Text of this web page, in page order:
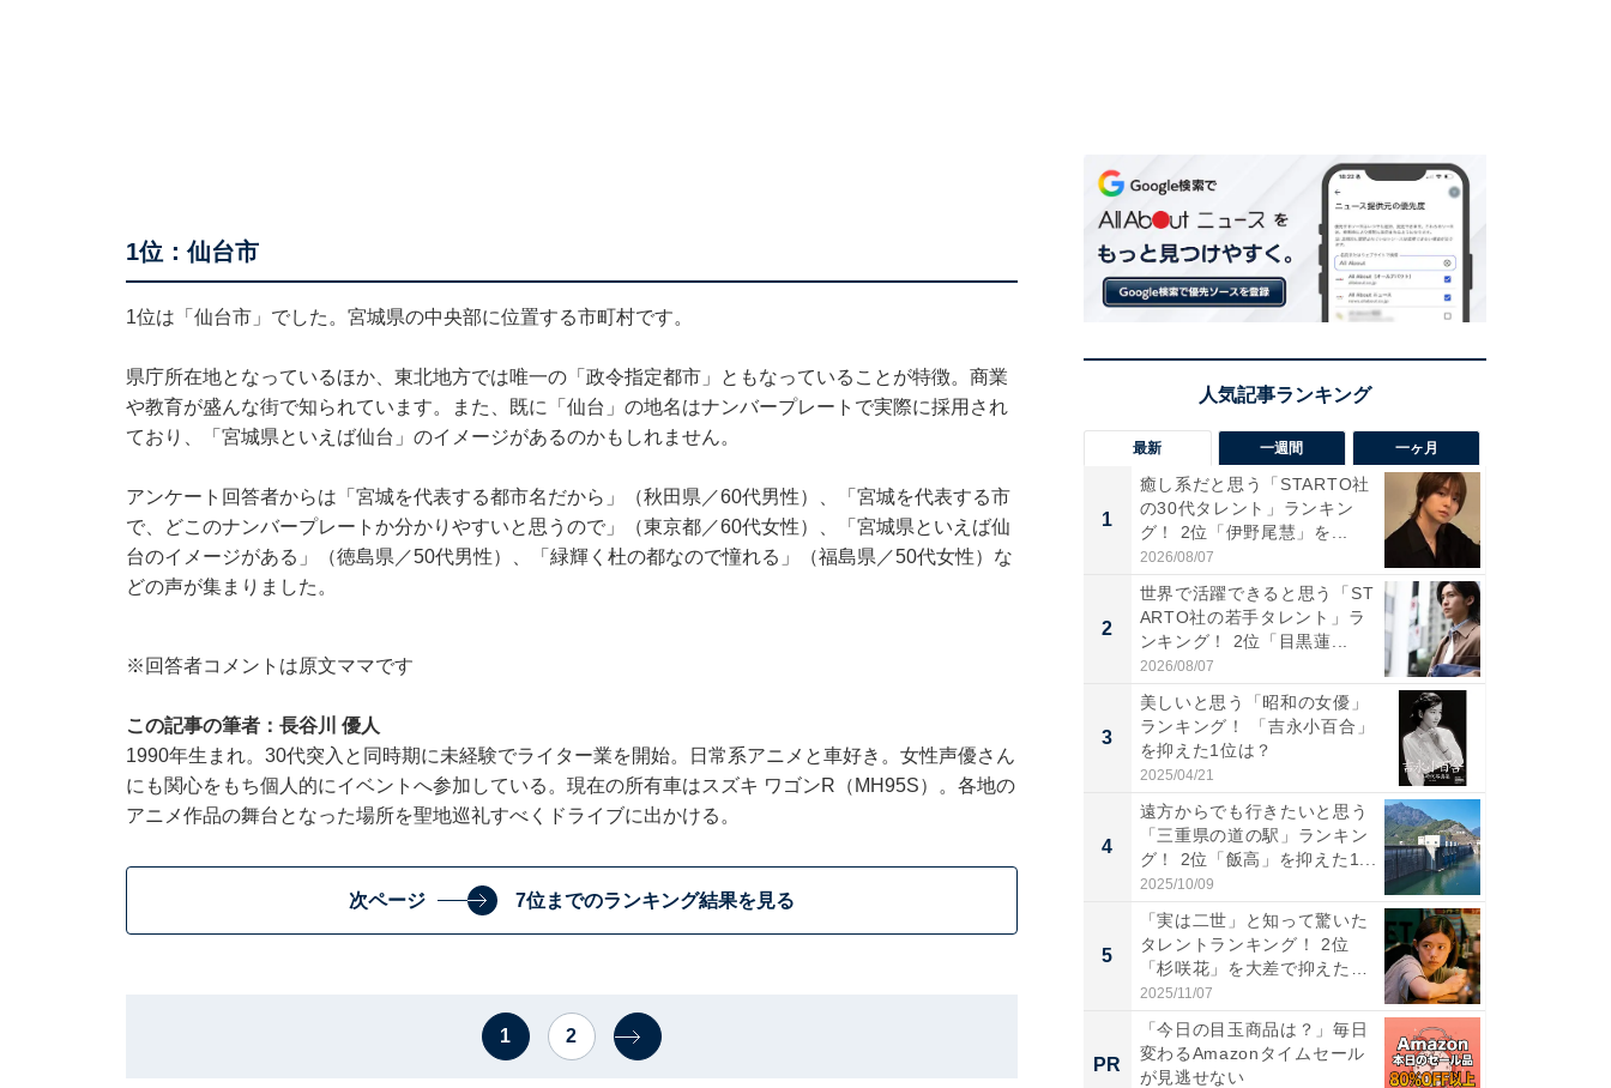
1位：仙台市
1位は「仙台市」でした。宮城県の中央部に位置する市町村です。
県庁所在地となっているほか、東北地方では唯一の「政令指定都市」ともなっていることが特徴。商業
や教育が盛んな街で知られています。また、既に「仙台」の地名はナンバープレートで実際に採用され
ており、「宮城県といえば仙台」のイメージがあるのかもしれません。
アンケート回答者からは「宮城を代表する都市名だから」（秋田県／60代男性）、「宮城を代表する市
で、どこのナンバープレートか分かりやすいと思うので」（東京都／60代女性）、「宮城県といえば仙
台のイメージがある」（徳島県／50代男性）、「緑輝く杜の都なので憧れる」（福島県／50代女性）な
どの声が集まりました。
※回答者コメントは原文ママです
​​​​​​この記事の筆者：長谷川 優人
1990年生まれ。30代突入と同時期に未経験でライター業を開始。日常系アニメと車好き。女性声優さん
にも関心をもち個人的にイベントへ参加している。現在の所有車はスズキ ワゴンR（MH95S）。各地の
アニメ作品の舞台となった場所を聖地巡礼すべくドライブに出かける。
次ページ 7位までのランキング結果を見る
1 2
最新 一週間 一ヶ月
1
癒し系だと思う「STARTO社
の30代タレント」ランキン
グ！ 2位「伊野尾慧」を...
2026/08/07
2
世界で活躍できると思う「ST
ARTO社の若手タレント」ラ
ンキング！ 2位「目黒蓮...
2026/08/07
3
美しいと思う「昭和の女優」
ランキング！ 「吉永小百合」
を抑えた1位は？
2025/04/21
4
遠方からでも行きたいと思う
「三重県の道の駅」ランキン
グ！ 2位「飯高」を抑えた1...
2025/10/09
5
「実は二世」と知って驚いた
タレントランキング！ 2位
「杉咲花」を大差で抑えた1
位...
2025/11/07
PR
「今日の目玉商品は？」毎日
変わるAmazonタイムセール
が見逃せない